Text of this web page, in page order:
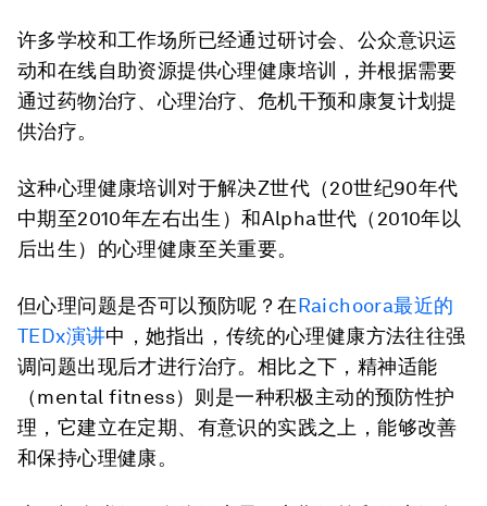
许多学校和工作场所已经通过研讨会、公众意识运
动和在线自助资源提供心理健康培训，并根据需要
通过药物治疗、心理治疗、危机干预和康复计划提
供治疗。
这种心理健康培训对于解决Z世代（20世纪90年代
中期至2010年左右出生）和Alpha世代（2010年以
后出生）的心理健康至关重要。
但心理问题是否可以预防呢？在Raichoora最近的
TEDx演讲中，她指出，传统的心理健康方法往往强
调问题出现后才进行治疗。相比之下，精神适能
（mental fitness）则是一种积极主动的预防性护
理，它建立在定期、有意识的实践之上，能够改善
和保持心理健康。